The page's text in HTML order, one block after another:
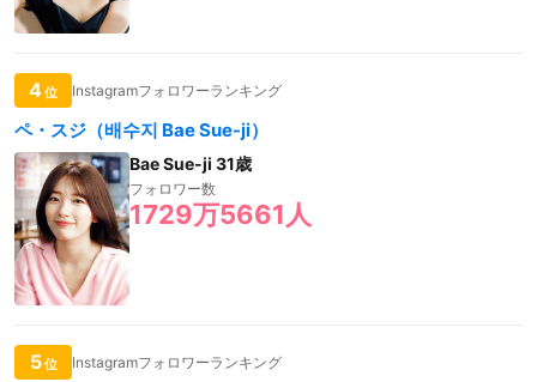
4位 Instagramフォロワーランキング
ペ・スジ（배수지 Bae Sue-ji）
Bae Sue-ji 31歳
フォロワー数
1729万5661人
5位 Instagramフォロワーランキング